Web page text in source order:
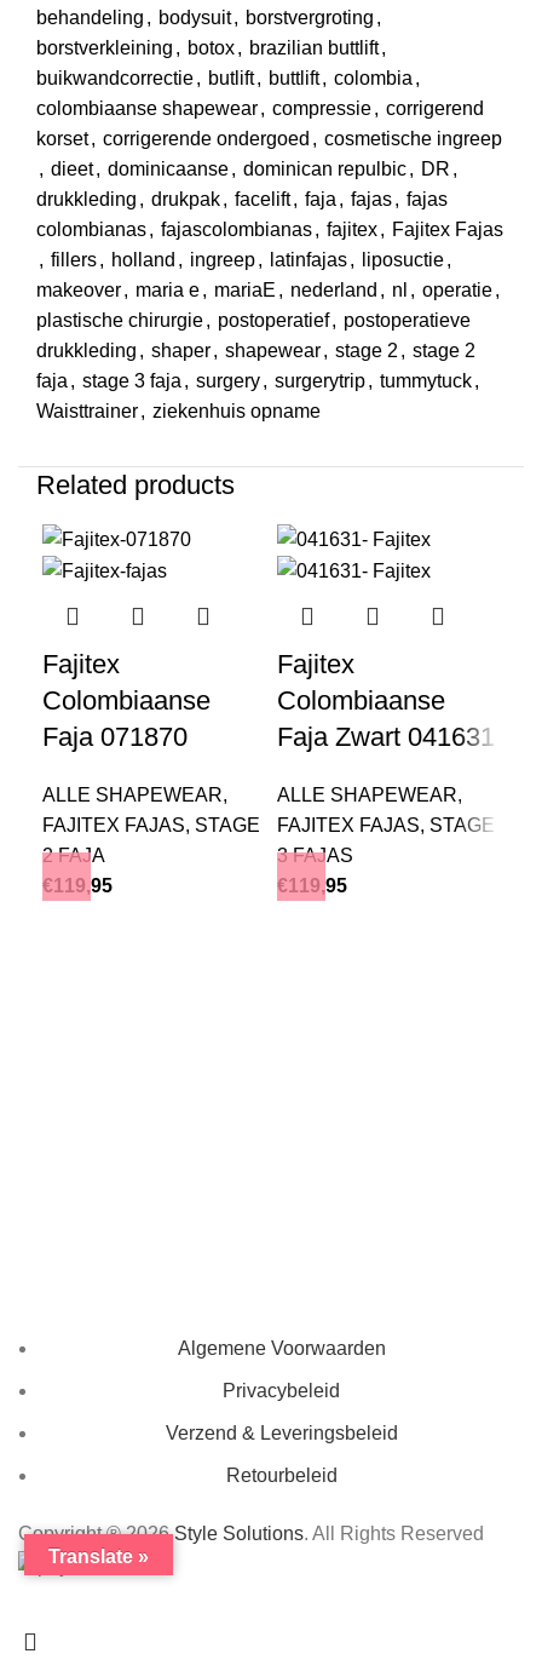
behandeling , bodysuit, borstvergroting ,
borstverkleining , botox, brazilian buttlift,
buikwandcorrectie, butlift, buttlift, colombia ,
colombiaanse shapewear, compressie, corrigerend
korset, corrigerende ondergoed , cosmetische ingreep
, dieet, dominicaanse, dominican repulbic, DR ,
drukkleding , drukpak, facelift, faja , fajas, fajas
colombianas, fajascolombianas, fajitex, Fajitex Fajas
, fillers, holland , ingreep, latinfajas, liposuctie,
makeover, maria e, mariaE , nederland , nl , operatie,
plastische chirurgie, postoperatief, postoperatieve
drukkleding , shaper, shapewear, stage 2 , stage 2
faja , stage 3 faja , surgery, surgerytrip, tummytuck,
Waisttrainer, ziekenhuis opname
Related products
Fajitex
Colombiaanse
Faja 071870
ALLE SHAPEWEAR,
FAJITEX FAJAS, STAGE
2 FAJA
€119,95
Fajitex
Colombiaanse
Faja Zwart 041631
ALLE SHAPEWEAR,
FAJITEX FAJAS, STAGE
3 FAJAS
€119,95
Algemene Voorwaarden
Privacybeleid
Verzend & Leveringsbeleid
Retourbeleid
Copyright ® 2026Style Solutions. All Rights Reserved
Translate »